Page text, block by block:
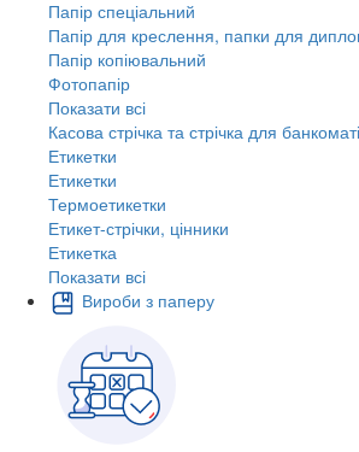
Папір спеціальний
Папір для креслення, папки для
Папір копіювальний
Фотопапір
Показати всі
Касова стрічка та стрічка для
Етикетки
Етикетки
Термоетикетки
Етикет-стрічки, цінники
Етикетка
Показати всі
Вироби з паперу